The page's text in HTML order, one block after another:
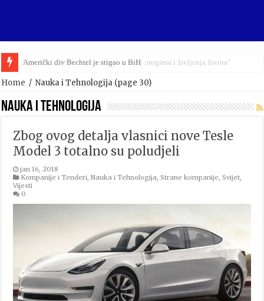
Gibonni: „Sreća je naći mjeru između progresa i življenja života”
Home / Nauka i Tehnologija (page 30)
Nauka i Tehnologija
Zbog ovog detalja vlasnici nove Tesle
Model 3 totalno su poludjeli
jan 16, 2018
Kompanije i Tenderi,Nauka i Tehnologija,Strane kompanije,Svijet,
Vijesti
0